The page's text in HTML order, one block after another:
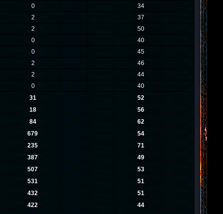
0
34
2
37
2
50
0
40
0
45
2
46
2
44
0
40
31
52
18
56
84
62
679
54
235
71
387
49
507
53
531
51
432
51
422
44